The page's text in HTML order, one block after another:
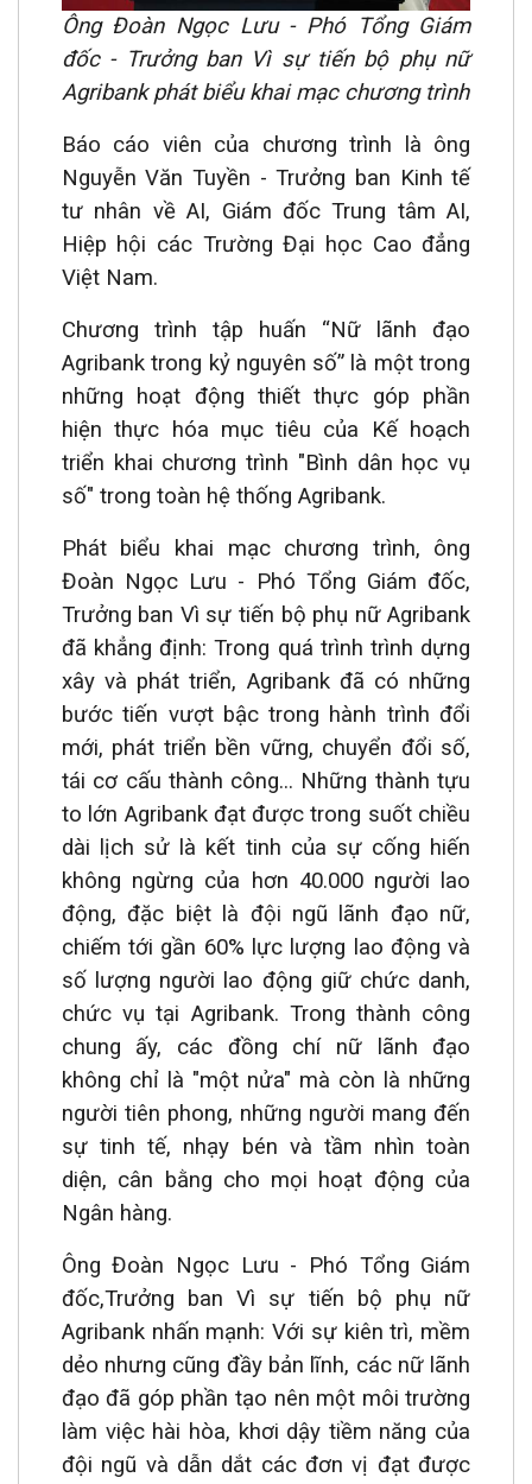
Ông Đoàn Ngọc Lưu - Phó Tổng Giám
đốc - Trưởng ban Vì sự tiến bộ phụ nữ
Agribank phát biểu khai mạc chương trình
Báo cáo viên của chương trình là ông
Nguyễn Văn Tuyền - Trưởng ban Kinh tế
tư nhân về AI, Giám đốc Trung tâm AI,
Hiệp hội các Trường Đại học Cao đẳng
Việt Nam.
Chương trình tập huấn “Nữ lãnh đạo
Agribank trong kỷ nguyên số” là một trong
những hoạt động thiết thực góp phần
hiện thực hóa mục tiêu của Kế hoạch
triển khai chương trình "Bình dân học vụ
số" trong toàn hệ thống Agribank.
Phát biểu khai mạc chương trình, ông
Đoàn Ngọc Lưu - Phó Tổng Giám đốc,
Trưởng ban Vì sự tiến bộ phụ nữ Agribank
đã khẳng định: Trong quá trình trình dựng
xây và phát triển, Agribank đã có những
bước tiến vượt bậc trong hành trình đổi
mới, phát triển bền vững, chuyển đổi số,
tái cơ cấu thành công... Những thành tựu
to lớn Agribank đạt được trong suốt chiều
dài lịch sử là kết tinh của sự cống hiến
không ngừng của hơn 40.000 người lao
động, đặc biệt là đội ngũ lãnh đạo nữ,
chiếm tới gần 60% lực lượng lao động và
số lượng người lao động giữ chức danh,
chức vụ tại Agribank. Trong thành công
chung ấy, các đồng chí nữ lãnh đạo
không chỉ là "một nửa" mà còn là những
người tiên phong, những người mang đến
sự tinh tế, nhạy bén và tầm nhìn toàn
diện, cân bằng cho mọi hoạt động của
Ngân hàng.
Ông Đoàn Ngọc Lưu - Phó Tổng Giám
đốc,Trưởng ban Vì sự tiến bộ phụ nữ
Agribank nhấn mạnh: Với sự kiên trì, mềm
dẻo nhưng cũng đầy bản lĩnh, các nữ lãnh
đạo đã góp phần tạo nên một môi trường
làm việc hài hòa, khơi dậy tiềm năng của
đội ngũ và dẫn dắt các đơn vị đạt được